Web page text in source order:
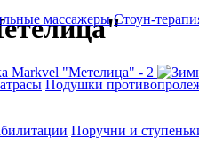
массажеры Стоун-
Подушки
Поручни и